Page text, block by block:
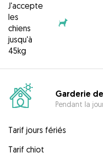
J'accepte
les
chiens
jusqu'à
45kg
Garderie
Pendant la
Tarif jours fériés
Tarif chiot